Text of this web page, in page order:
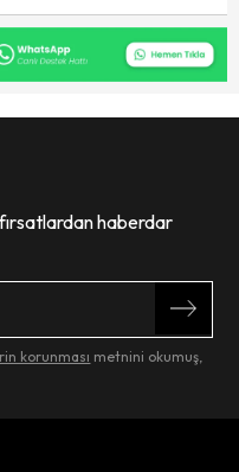
haberdar
korunması metnini okumuş,